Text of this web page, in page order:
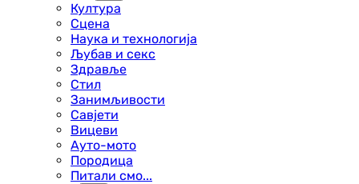
Култура
Сцена
Наука и технологија
Љубав и секс
Здравље
Стил
Занимљивости
Савјети
Вицеви
Ауто-мото
Породица
Питали смо...